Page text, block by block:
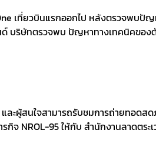
เที่ยวบินแรกออกไป หลังตรวจพบ
บริษัทตรวจพบ ปัญหาทางเทคนิคของ
ผู้สนใจสามารถรับชมการถ่ายทอดสด
จ NROL-95 ให้กับ สำนักงานลาดตร